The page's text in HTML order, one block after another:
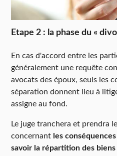
Etape 2 : la phase du «
En cas d'accord entre les
généralement une requête
avocats des époux, seuls les
séparation donnent lieu à
assigne au fond.
Le juge tranchera et prendra
concernant les
savoir la répartition des